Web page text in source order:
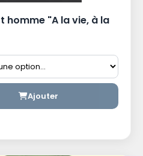
homme "A la vie, à la
Ajouter